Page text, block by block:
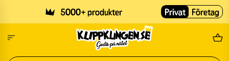
5000+ produkter Fri
Privat Företag